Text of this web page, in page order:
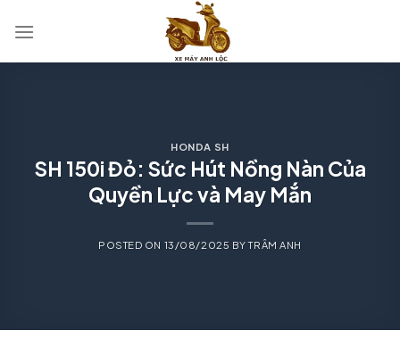
HONDA SH
SH 150i Đỏ: Sức Hút Nồng Nàn Của
Quyền Lực và May Mắn
POSTED ON 13/08/2025 BYTRÂM ANH